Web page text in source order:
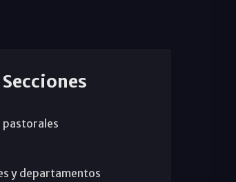
Secciones
pastorales
y departamentos